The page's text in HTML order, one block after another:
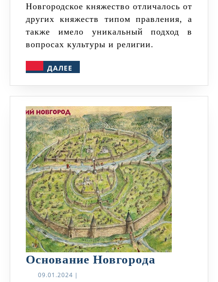
9-
12
веках:
от
республики
Новгородское княжество отличалось от
других княжеств типом правления, а
также имело уникальный подход в
вопросах культуры и религии.
ДАЛЕЕ
Основание Новгорода
09.01.2024 09.01.2024
|